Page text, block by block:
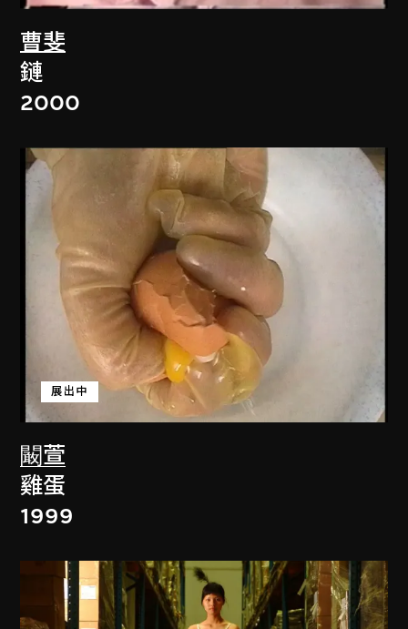
曹斐
鏈
2000
闞萱
展出中
雞蛋
1999